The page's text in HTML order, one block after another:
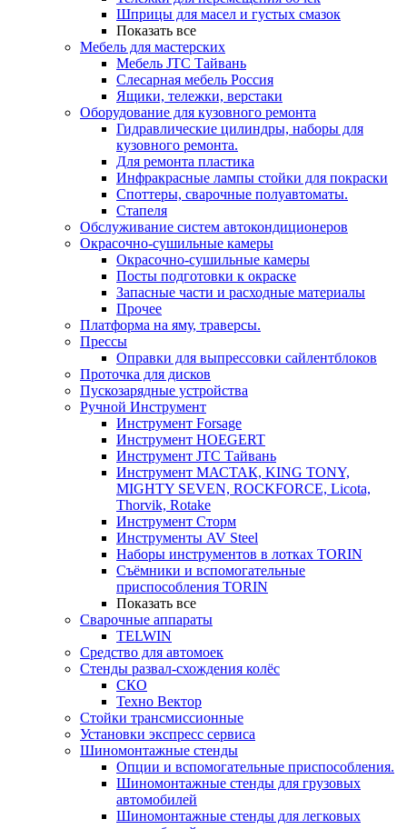
Шприцы для масел и густых смазок
Показать все
Мебель для мастерских
Мебель JTC Тайвань
Слесарная мебель Россия
Ящики, тележки, верстаки
Оборудование для кузовного ремонта
Гидравлические цилиндры, наборы для
кузовного ремонта.
Для ремонта пластика
Инфракрасные лампы стойки для покраски
Споттеры, сварочные полуавтоматы.
Стапеля
Обслуживание систем автокондиционеров
Окрасочно-сушильные камеры
Окрасочно-сушильные камеры
Посты подготовки к окраске
Запасные части и расходные материалы
Прочее
Платформа на яму, траверсы.
Прессы
Оправки для выпрессовки сайлентблоков
Проточка для дисков
Пускозарядные устройства
Ручной Инструмент
Инструмент Forsage
Инструмент HOEGERT
Инструмент JTC Тайвань
Инструмент МАСТАК, KING TONY,
MIGHTY SEVEN, ROCKFORCE, Licota,
Thorvik, Rotake
Инструмент Сторм
Инструменты AV Steel
Наборы инструментов в лотках TORIN
Съёмники и вспомогательные
приспособления TORIN
Показать все
Сварочные аппараты
TELWIN
Средство для автомоек
Стенды развал-схождения колёс
СКО
Техно Вектор
Стойки трансмиссионные
Установки экспресс сервиса
Шиномонтажные стенды
Опции и вспомогательные приспособления.
Шиномонтажные стенды для грузовых
автомобилей
Шиномонтажные стенды для легковых